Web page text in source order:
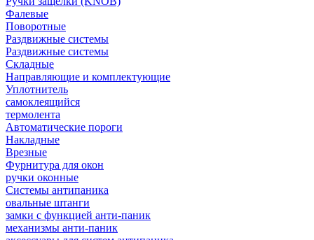
Фалевые
Поворотные
Раздвижные системы
Раздвижные системы
Складные
Направляющие и комплектующие
Уплотнитель
самоклеящийся
термолента
Автоматические пороги
Накладные
Врезные
Фурнитура для окон
ручки оконные
Системы антипаника
овальные штанги
замки с функцией анти-паник
механизмы анти-паник